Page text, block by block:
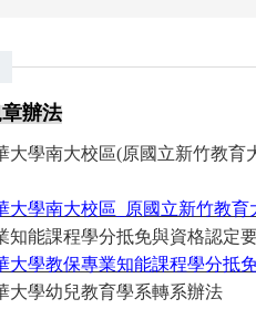
辦法
大學南大校區(原國立新竹教育
大學南大校區
原國立新竹教育
知能課程學分抵免與資格認定
大學教保專業知能課程學分抵
大學幼兒教育學系轉系辦法